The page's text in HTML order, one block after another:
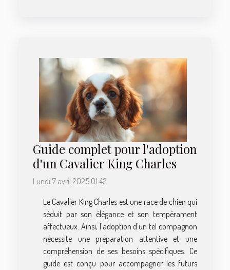
Guide complet pour l'adoption
d'un Cavalier King Charles
Lundi 7 avril 2025 01:42
Le Cavalier King Charles est une race de chien qui
séduit par son élégance et son tempérament
affectueux. Ainsi, l'adoption d'un tel compagnon
nécessite une préparation attentive et une
compréhension de ses besoins spécifiques. Ce
guide est conçu pour accompagner les futurs